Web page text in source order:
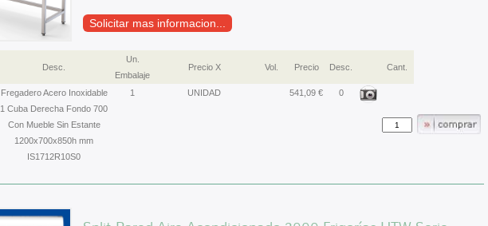
Solicitar mas informacion...
Desc.
Un.
Embalaje
Precio X Vol. Precio Desc. Cant.
Fregadero Acero Inoxidable
1 Cuba Derecha Fondo 700
Con Mueble Sin Estante
1200x700x850h mm
IS1712R10S0
1 UNIDAD 541,09 € 0